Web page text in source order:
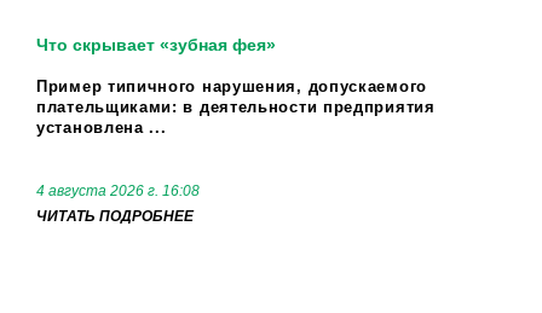
Что скрывает «зубная фея»
Пример типичного нарушения, допускаемого
плательщиками: в деятельности предприятия
установлена ...
4 августа 2026 г. 16:08
ЧИТАТЬ ПОДРОБНЕЕ